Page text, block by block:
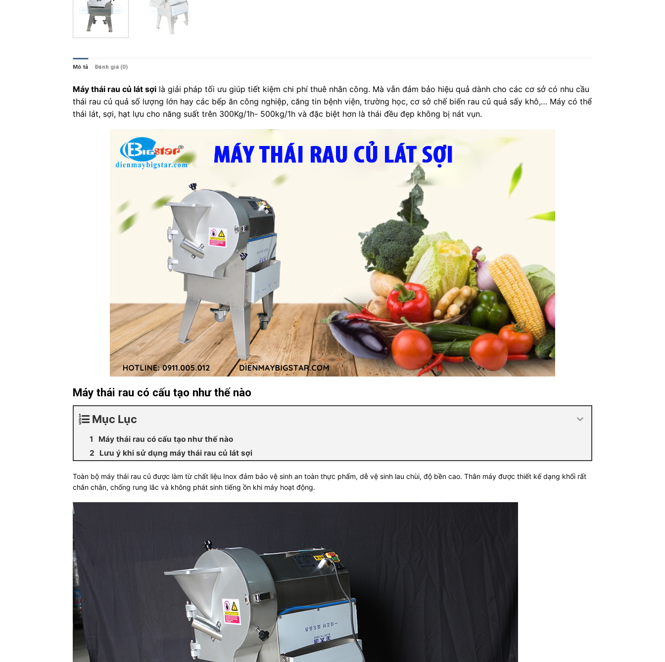
Mô tả Đánh giá (0)
Máy thái rau củ lát sợi là giải pháp tối ưu giúp tiết kiệm chi phí thuê nhân công. Mà vẫn đảm bảo hiệu quả dành cho các cơ sở có nhu cầu
thái rau củ quả số lượng lớn hay các bếp ăn công nghiệp, căng tin bệnh viện, trường học, cơ sở chế biến rau củ quả sấy khô,… Máy có thể
thái lát, sợi, hạt lựu cho năng suất trên 300Kg/1h- 500kg/1h và đặc biệt hơn là thái đều đẹp không bị nát vụn.
Máy thái rau có cấu tạo như thế nào
Mục Lục
Máy thái rau có cấu tạo như thế nào
Lưu ý khi sử dụng máy thái rau củ lát sợi
Toàn bộ máy thái rau củ được làm từ chất liệu Inox đảm bảo vệ sinh an toàn thực phẩm, dễ vệ sinh lau chùi, độ bền cao. Thân máy được thiết kế dạng khối rất
chắn chắn, chống rung lắc và không phát sinh tiếng ồn khi máy hoạt động.